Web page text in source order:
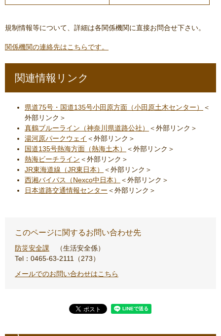
規制情報等について、詳細は各関係機関に直接お問合せ下さい。
関係機関の連絡先はこちらです。
関連情報リンク
県道75号・国道135号小田原方面（小田原土木センター）
＜
外部リンク＞
真鶴ブルーライン（神奈川県道路公社）
＜外部リンク＞
湯河原パークウェイ ＜外部リンク＞
国道135号熱海方面（熱海土木）
＜外部リンク＞
熱海ビーチライン ＜外部リンク＞
JR東海道線（JR東日本）
＜外部リンク＞
西湘バイパス（Nexco中日本）
＜外部リンク＞
日本道路交通情報センター ＜外部リンク＞
このページに関するお問い合わせ先
防災安全課
生活安全係
Tel：0465-63-2111（273）
メールでのお問い合わせはこちら